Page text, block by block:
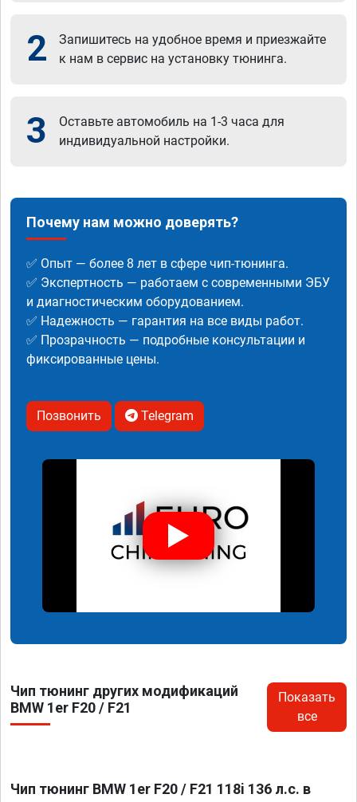
2
Запишитесь на удобное время и приезжайте
к нам в сервис на установку тюнинга.
3
Оставьте автомобиль на 1-3 часа для
индивидуальной настройки.
Почему нам можно доверять?
✅ Опыт — более 8 лет в сфере чип-тюнинга.
✅ Экспертность — работаем с современными ЭБУ
и диагностическим оборудованием.
✅ Надежность — гарантия на все виды работ.
✅ Прозрачность — подробные консультации и
фиксированные цены.
Позвонить Telegram
Чип тюнинг других модификаций
BMW 1er F20 / F21
Показать
все
Чип тюнинг BMW 1er F20 / F21 118i 136 л.с. в